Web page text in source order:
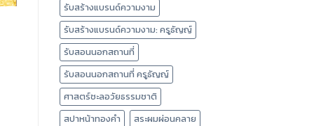
รับสร้างแบรนด์ความงาม
รับสร้างแบรนด์ความงาม: ครูธัญญ์
รับสอนนอกสถานที่
รับสอนนอกสถานที่ ครูธัญญ์
ศาสตร์ชะลอวัยธรรมชาติ
สปาหน้าทองคำ
สระผมผ่อนคลาย